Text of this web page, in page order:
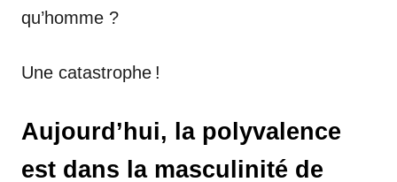
qu’homme ?
Une catastrophe !
Aujourd’hui, la polyvalence
est dans la masculinité de